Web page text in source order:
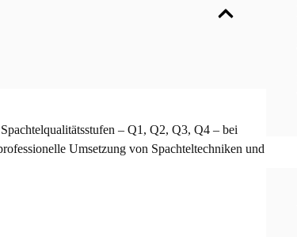
– Q1, Q2, Q3, Q4 – bei
Umsetzung von Spachteltechniken und